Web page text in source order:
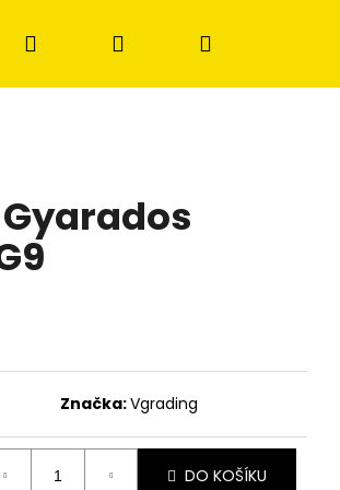
Stavebnice
Hledat PřihlášeníNákupní
Značka:Vgrading
DO KOŠÍKU